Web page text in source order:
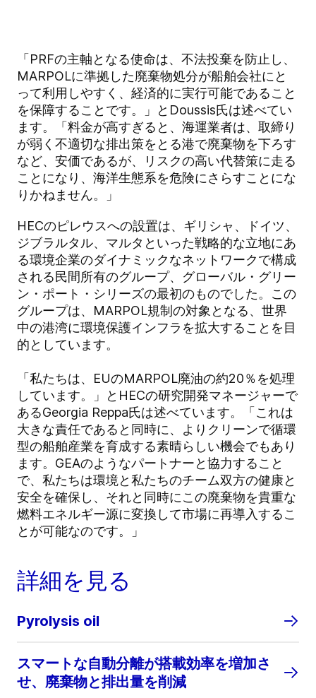
「PRFの主軸となる使命は、不法投棄を防止し、
MARPOLに準拠した廃棄物処分が船舶会社にと
って利用しやすく、経済的に実行可能であること
を保障することです。」とDoussis氏は述べてい
ます。「料金が高すぎると、海運業者は、取締り
が弱く不適切な排出策をとる港で廃棄物を下ろす
など、安価であるが、リスクの高い代替策に走る
ことになり、海洋生態系を危険にさらすことにな
りかねません。」
HECのピレウスへの設置は、ギリシャ、ドイツ、
ジブラルタル、マルタといった戦略的な立地にあ
る環境企業のダイナミックなネットワークで構成
される民間所有のグループ、グローバル・グリー
ン・ポート・シリーズの最初のものでした。この
グループは、MARPOL規制の対象となる、世界
中の港湾に環境保護インフラを拡大することを目
的としています。
「私たちは、EUのMARPOL廃油の約20％を処理
しています。」とHECの研究開発マネージャーで
あるGeorgia Reppa氏は述べています。「これは
大きな責任であると同時に、よりクリーンで循環
型の船舶産業を育成する素晴らしい機会でもあり
ます。GEAのようなパートナーと協力すること
で、私たちは環境と私たちのチーム双方の健康と
安全を確保し、それと同時にこの廃棄物を貴重な
燃料エネルギー源に変換して市場に再導入するこ
とが可能なのです。」
詳細を見る
Pyrolysis oil
スマートな自動分離が搭載効率を増加さ
せ、廃棄物と排出量を削減